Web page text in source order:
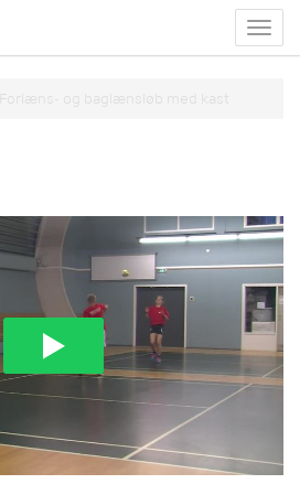
menu
Forlæns- og baglænsløb med kast